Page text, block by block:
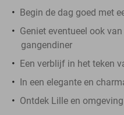
Begin de dag goed met
Geniet eventueel ook
gangendiner
Een verblijf in het teken
In een elegante en
Ontdek Lille en